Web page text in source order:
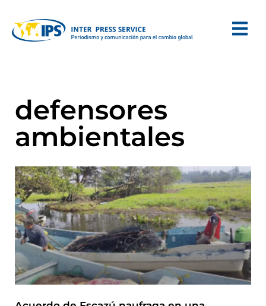
defensores
ambientales